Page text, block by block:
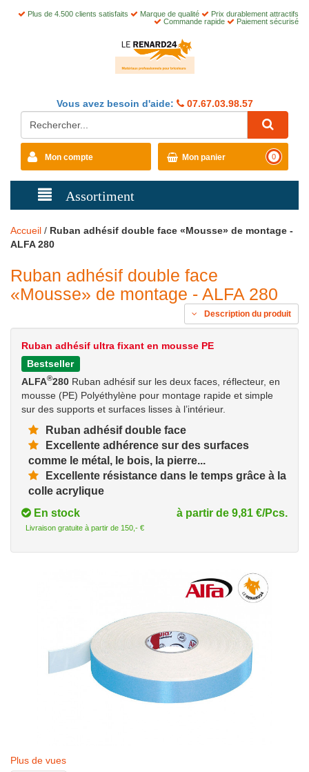
Plus de 4.500 clients satisfaits Marque de qualité
Prix durablement attractifs
Commande rapide
Paiement sécurisé
Vous avez besoin d'aide: 07.67.03.98.57
Mon compte Mon panier 0
Assortiment
Accueil / Ruban adhésif double face «Mousse» de montage -
ALFA 280
Ruban adhésif double face
«Mousse» de montage - ALFA 280
Description du produit
Ruban adhésif ultra fixant en mousse PE
Bestseller
ALFA®280 Ruban adhésif sur les deux faces, réflecteur, en
mousse (PE) Polyéthylène pour montage rapide et simple
sur des supports et surfaces lisses à l’intérieur.
Ruban adhésif double face
Excellente adhérence sur des surfaces
comme le métal, le bois, la pierre...
Excellente résistance dans le temps grâce à la
colle acrylique
à partir de 9,81 €/Pcs.
En stock
Livraison gratuite à partir de 150,- €
Plus de vues